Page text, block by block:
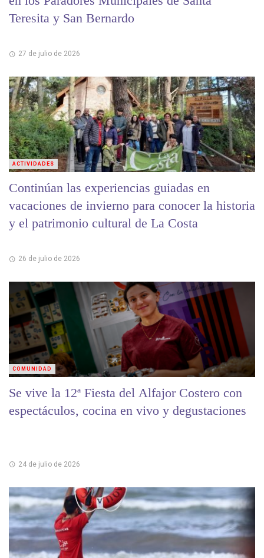
Teresita y San Bernardo
27 de julio de 2026
Continúan las experiencias guiadas en
vacaciones de invierno para conocer la historia
y el patrimonio cultural de La Costa
26 de julio de 2026
ACTIVIDADES
Se vive la 12ª Fiesta del Alfajor Costero con
espectáculos, cocina en vivo y degustaciones
24 de julio de 2026
COMUNIDAD